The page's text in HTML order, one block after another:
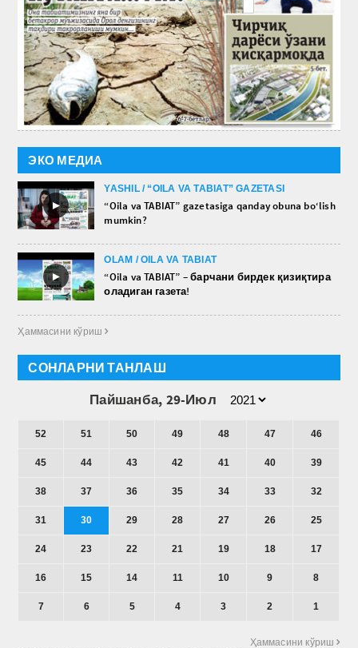
ЭКО МЕДИА
►
YASHIL / “OILA VA TABIAT” GAZETASI
“Oila va TABIAT” gazetasiga qanday obuna bo‘lish
mumkin?
►
OLAM / OILA VA TABIAT
“Oila va TABIAT” – барчани бирдек қизиқтира
оладиган газета!
Ҳаммасини кўриш 
СОНЛАРНИ ТАНЛАШ
Пайшанба, 29-Июл
52 51 50 49 48 47 46
45 44 43 42 41 40 39
38 37 36 35 34 33 32
31 30 29 28 27 26 25
24 23 22 21 19 18 17
16 15 14 11 10 9 8
7 6 5 4 3 2 1
Ҳаммасини кўриш 